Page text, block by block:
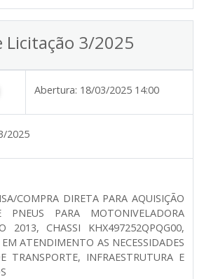
Licitação 3/2025
Abertura: 18/03/2025 14:00
2025
COMPRA DIRETA PARA AQUISIÇÃO
PNEUS PARA MOTONIVELADORA
2013, CHASSI KHX497252QPQG00,
ATENDIMENTO AS NECESSIDADES
TRANSPORTE, INFRAESTRUTURA E